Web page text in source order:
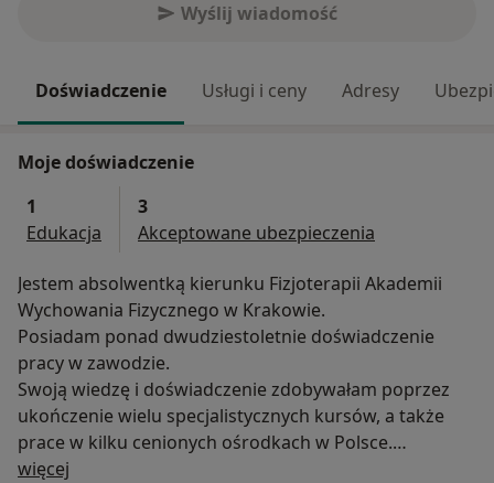
Wyślij wiadomość
Doświadczenie Usługi i ceny Adresy
Moje doświadczenie
1
Edukacja
3
Akceptowane ubezpieczenia
Jestem absolwentką kierunku Fizjoterapii Akademii
Wychowania Fizycznego w Krakowie.
Posiadam ponad dwudziestoletnie doświadczenie
pracy w zawodzie.
Swoją wiedzę i doświadczenie zdobywałam poprzez
ukończenie wielu specjalistycznych kursów, a także
prace w kilku cenionych ośrodkach w Polsce.
Od początku pracy zawodowej istotny był dla mnie
więcej